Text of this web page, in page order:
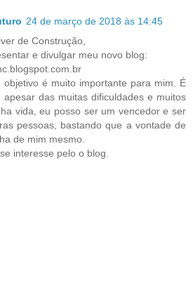
24 de março de 2018 às 14:45
de Construção,
e divulgar meu novo blog:
objetivo é muito importante para mim. É
apesar das muitas dificuldades e muitos
vida, eu posso ser um vencedor e ser
pessoas, bastando que a vontade de
de mim mesmo.
interesse pelo o blog.